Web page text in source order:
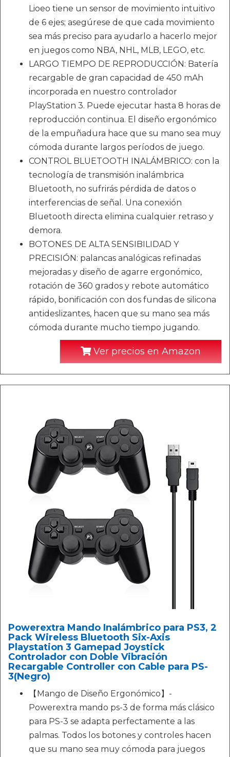
Lioeo tiene un sensor de movimiento intuitivo
de 6 ejes; asegúrese de que cada movimiento
sea más preciso para ayudarlo a hacerlo mejor
en juegos como NBA, NHL, MLB, LEGO, etc.
LARGO TIEMPO DE REPRODUCCIÓN: Batería
recargable de gran capacidad de 450 mAh
incorporada en nuestro controlador
PlayStation 3. Puede ejecutar hasta 8 horas de
reproducción continua. El diseño ergonómico
de la empuñadura hace que su mano sea muy
cómoda durante largos períodos de juego.
CONTROL BLUETOOTH INALÁMBRICO: con la
tecnología de transmisión inalámbrica
Bluetooth, no sufrirás pérdida de datos o
interferencias de señal. Una conexión
Bluetooth directa elimina cualquier retraso y
demora.
BOTONES DE ALTA SENSIBILIDAD Y
PRECISIÓN: palancas analógicas refinadas
mejoradas y diseño de agarre ergonómico,
rotación de 360 ​​grados y rebote automático
rápido, bonificación con dos fundas de silicona
antideslizantes, hacen que su mano sea más
cómoda durante mucho tiempo jugando.
Ver precios en Amazon
Powerextra Mando Inalámbrico para PS3, 2
Pack Wireless Bluetooth Six-Axis
Playstation 3 Gamepad Joystick
Controlador con Doble Vibración
Recargable Controller con Cable para PS-
3(Negro)
【Mango de Diseño Ergonómico】-
Powerextra mando ps-3 de forma más clásico
para PS-3 se adapta perfectamente a las
palmas. Todos los botones y controles hacen
que su mano sea muy cómoda para juegos